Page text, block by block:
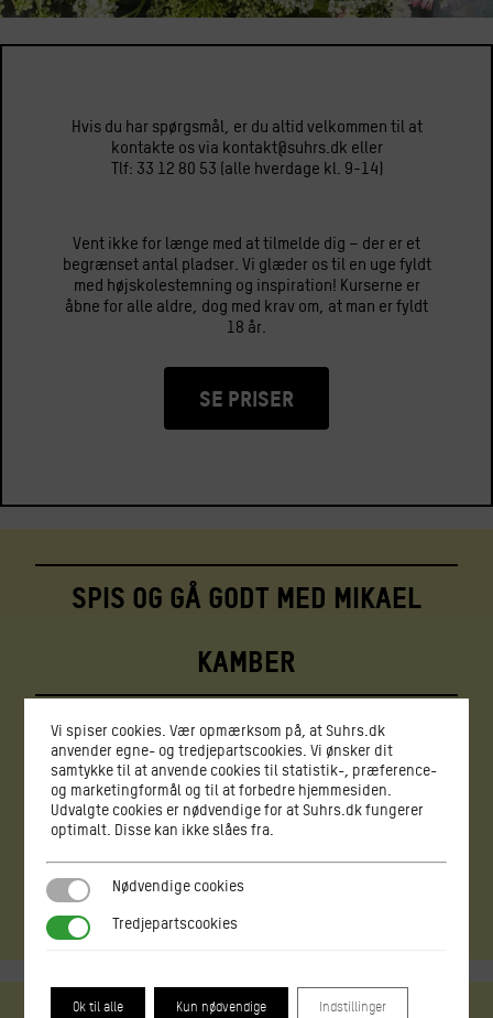
Hvis du har spørgsmål, er du altid velkommen til at
kontakte os via kontakt@suhrs.dk eller
Tlf: 33 12 80 53 (alle hverdage kl. 9-14)
Vent ikke for længe med at tilmelde dig – der er et
begrænset antal pladser. Vi glæder os til en uge fyldt
med højskolestemning og inspiration! Kurserne er
åbne for alle aldre, dog med krav om, at man er fyldt
18 år.
SE PRISER
Spis og gå godt med Mikael
Kamber
1 UGE
VENTELISTE
28. juni - 4. juli 2026 (Uge 27)
Vi spiser cookies. Vær opmærksom på, at Suhrs.dk
anvender egne- og tredjepartscookies. Vi ønsker dit
samtykke til at anvende cookies til statistik-, præference-
og marketingformål og til at forbedre hjemmesiden.
Udvalgte cookies er nødvendige for at Suhrs.dk fungerer
optimalt. Disse kan ikke slåes fra.
Nødvendige cookies
Nødvendige cookies
Tredjepartscookies
Tredjepartscookies
Ok til alle Kun nødvendige Indstillinger